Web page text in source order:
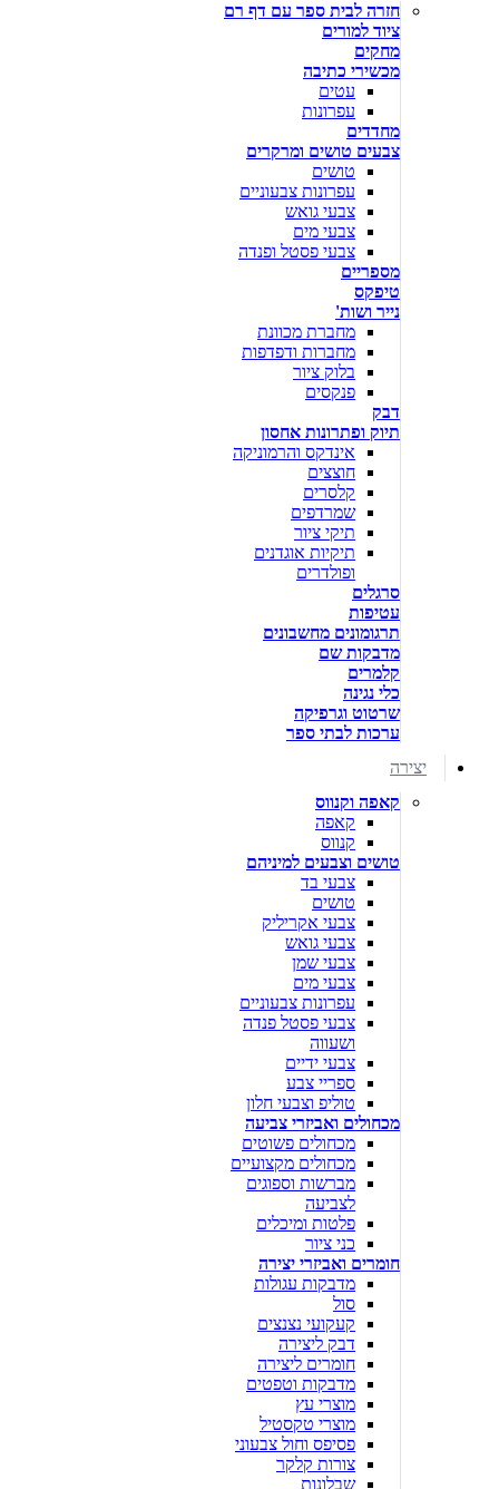
חזרה לבית ספר עם דף רם
ציוד למורים
מחקים
מכשירי כתיבה
עטים
עפרונות
מחדדים
צבעים טושים ומרקרים
טושים
עפרונות צבעוניים
צבעי גואש
צבעי מים
צבעי פסטל ופנדה
מספריים
טיפקס
נייר ושות'
מחברת מכוונת
מחברות ודפדפות
בלוק ציור
פנקסים
דבק
תיוק ופתרונות אחסון
אינדקס והרמוניקה
חוצצים
קלסרים
שמרדפים
תיקי ציור
תיקיות אוגדנים
ופולדרים
סרגלים
עטיפות
תרגומונים מחשבונים
מדבקות שם
קלמרים
כלי נגינה
שרטוט וגרפיקה
ערכות לבתי ספר
יצירה
קאפה וקנווס
קאפה
קנווס
טושים וצבעים למיניהם
צבעי בד
טושים
צבעי אקריליק
צבעי גואש
צבעי שמן
צבעי מים
עפרונות צבעוניים
צבעי פסטל פנדה
ושעווה
צבעי ידיים
ספריי צבע
טוליפ וצבעי חלון
מכחולים ואביזרי צביעה
מכחולים פשוטים
מכחולים מקצועיים
מברשות וספוגים
לצביעה
פלטות ומיכלים
כני ציור
חומרים ואביזרי יצירה
מדבקות עגולות
סול
קעקועי נצנצים
דבק ליצירה
חומרים ליצירה
מדבקות וטפטים
מוצרי עץ
מוצרי טקסטיל
פסיפס וחול צבעוני
צורות קלקר
שבלונות